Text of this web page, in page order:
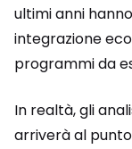
ultimi anni
integrazione
programmi da
In realtà, gli
arriverà al